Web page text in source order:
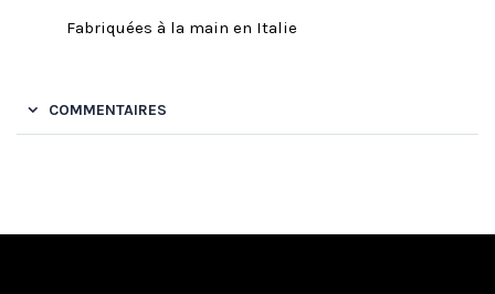
Fabriquées à la main en Italie
COMMENTAIRES